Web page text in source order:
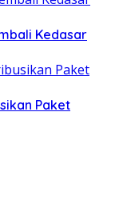
Kedasar
Paket